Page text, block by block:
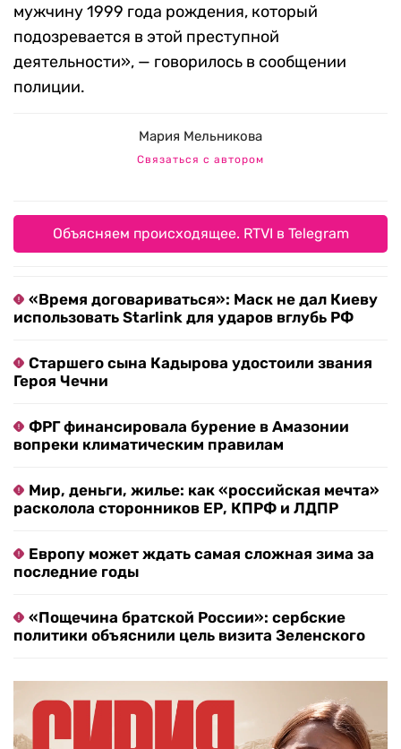
мужчину 1999 года рождения, который
подозревается в этой преступной
деятельности», — говорилось в сообщении
полиции.
Мария Мельникова
Связаться с автором
Объясняем происходящее. RTVI в Telegram
«Время договариваться»: Маск не дал Киеву
использовать Starlink для ударов вглубь РФ
Старшего сына Кадырова удостоили звания
Героя Чечни
ФРГ финансировала бурение в Амазонии
вопреки климатическим правилам
Мир, деньги, жилье: как «российская мечта»
расколола сторонников ЕР, КПРФ и ЛДПР
Европу может ждать самая сложная зима за
последние годы
«Пощечина братской России»: сербские
политики объяснили цель визита Зеленского